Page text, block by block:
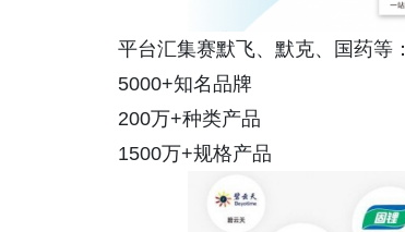
平台汇集赛默飞、默克、国药等：
5000+知名品牌
200万+种类产品
1500万+规格产品